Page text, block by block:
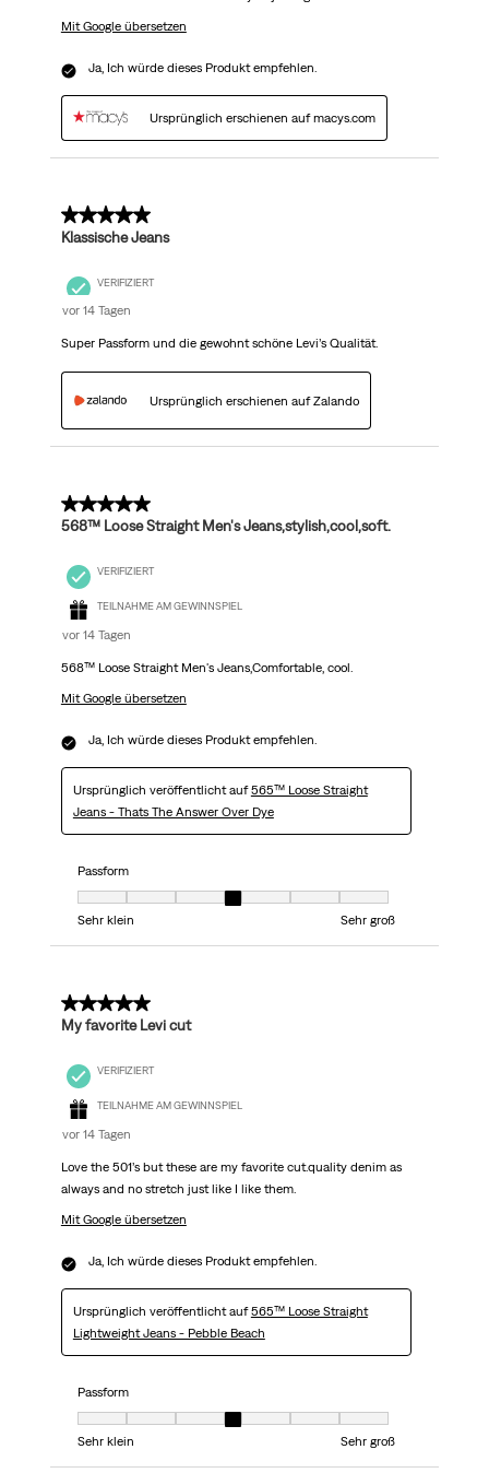
Mit Google übersetzen
Ja, Ich würde dieses Produkt empfehlen.
Ursprünglich erschienen auf macys.com
5 von 5 Sternen.
Klassische Jeans
VERIFIZIERT
vor 14 Tagen
Super Passform und die gewohnt schöne Levi’s Qualität.
Ursprünglich erschienen auf Zalando
5 von 5 Sternen.
568™ Loose Straight Men's Jeans,stylish,cool,soft.
VERIFIZIERT
TEILNAHME AM GEWINNSPIEL
vor 14 Tagen
568™ Loose Straight Men's Jeans,Comfortable, cool.
Mit Google übersetzen
Ja, Ich würde dieses Produkt empfehlen.
Ursprünglich veröffentlicht auf565™ Loose Straight
Jeans - Thats The Answer Over Dye
Passform
Passform, 4 von 7, wobei 1 gleich Sehr klein ist und 7 gleich Sehr groß
Sehr klein
Sehr groß
5 von 5 Sternen.
My favorite Levi cut
VERIFIZIERT
TEILNAHME AM GEWINNSPIEL
vor 14 Tagen
Love the 501’s but these are my favorite cut.quality denim as
always and no stretch just like I like them.
Mit Google übersetzen
Ja, Ich würde dieses Produkt empfehlen.
Ursprünglich veröffentlicht auf565™ Loose Straight
Lightweight Jeans - Pebble Beach
Passform
Passform, 4 von 7, wobei 1 gleich Sehr klein ist und 7 gleich Sehr groß
Sehr klein
Sehr groß